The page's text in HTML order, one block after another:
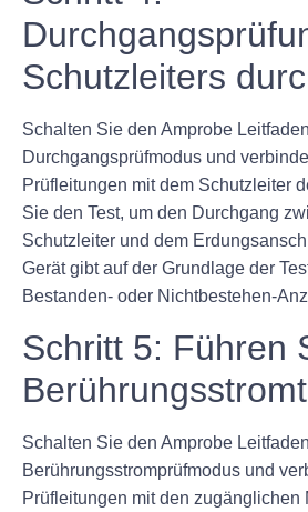
Schutzleiters
Schalten Sie den Amprobe
Durchgangsprüfmodus und
Prüfleitungen mit dem Schutzleiter
Sie den Test, um den Durchgang
Schutzleiter und dem
Gerät gibt auf der Grundlage der
Bestanden- oder Nichtbestehen-
Schritt 5: Führen
Schalten Sie den Amprobe
Berührungsstromprüfmodus und
Prüfleitungen mit den zugänglichen